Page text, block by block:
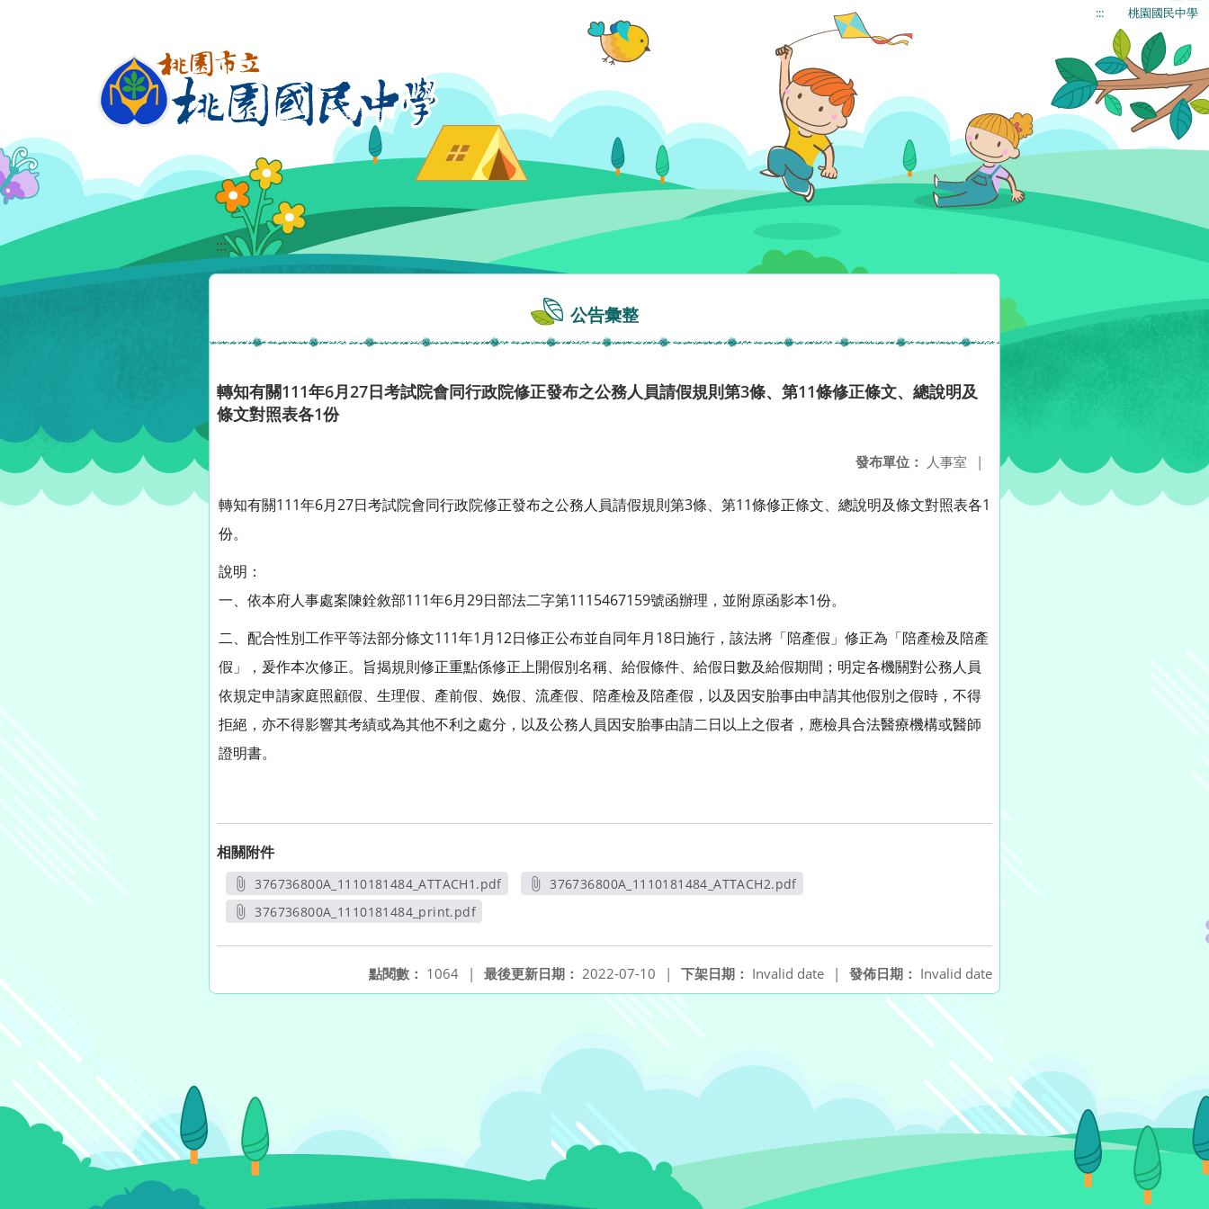
::: 桃園國民中學
:::
公告彙整
轉知有關111年6月27日考試院會同行政院修正發布之公務人員請假規則第3條、第11條修正條文、總說明及
條文對照表各1份
發布單位： 人事室 |
轉知有關111年6月27日考試院會同行政院修正發布之公務人員請假規則第3條、第11條修正條文、總說明及條文對照表各1
份。
說明：
一、依本府人事處案陳銓敘部111年6月29日部法二字第1115467159號函辦理，並附原函影本1份。
二、配合性別工作平等法部分條文111年1月12日修正公布並自同年月18日施行，該法將「陪產假」修正為「陪產檢及陪產
假」，爰作本次修正。旨揭規則修正重點係修正上開假別名稱、給假條件、給假日數及給假期間；明定各機關對公務人員
依規定申請家庭照顧假、生理假、產前假、娩假、流產假、陪產檢及陪產假，以及因安胎事由申請其他假別之假時，不得
拒絕，亦不得影響其考績或為其他不利之處分，以及公務人員因安胎事由請二日以上之假者，應檢具合法醫療機構或醫師
證明書。
相關附件
376736800A_1110181484_ATTACH1.pdf
另開新視窗
376736800A_1110181484_ATTACH2.pdf
376736800A_1110181484_print.pdf
發佈日期： Invalid date
下架日期： Invalid date |
最後更新日期： 2022-07-10 |
點閱數： 1064 |